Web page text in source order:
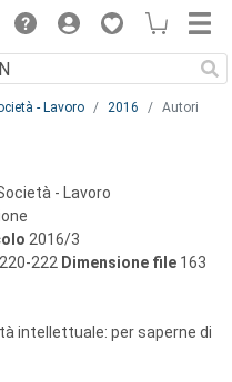
- Lavoro 2016 Autori
- Lavoro
2016/3
220-222 Dimensione file 163
intellettuale: per saperne di